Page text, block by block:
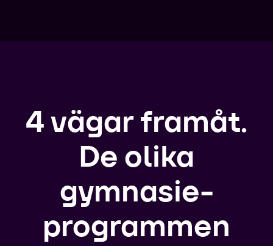
4 vägar framåt.
De olika
gymnasie­
programmen